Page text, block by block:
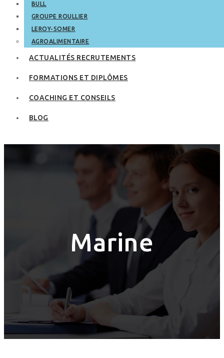
BULL
GROUPE ROULLIER
LEROY-SOMER
AGROALIMENTAIRE
ACTUALITÉS RECRUTEMENTS
FORMATIONS ET DIPLÔMES
COACHING ET CONSEILS
BLOG
Marine